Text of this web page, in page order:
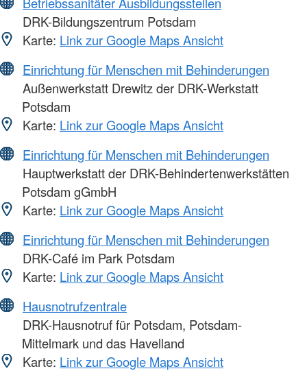
DRK-Bildungszentrum Potsdam
Karte: Link zur Google Maps Ansicht
Einrichtung für Menschen mit Behinderungen
Außenwerkstatt Drewitz der DRK-Werkstatt
Potsdam
Karte: Link zur Google Maps Ansicht
Einrichtung für Menschen mit Behinderungen
Hauptwerkstatt der DRK-Behindertenwerkstätten
Potsdam gGmbH
Karte: Link zur Google Maps Ansicht
Einrichtung für Menschen mit Behinderungen
DRK-Café im Park Potsdam
Karte: Link zur Google Maps Ansicht
Hausnotrufzentrale
DRK-Hausnotruf für Potsdam, Potsdam-
Mittelmark und das Havelland
Karte: Link zur Google Maps Ansicht